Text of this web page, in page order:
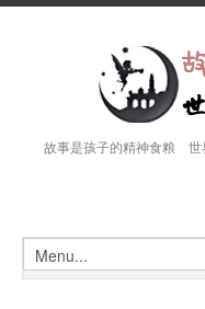
故事是孩子的精神食粮 世